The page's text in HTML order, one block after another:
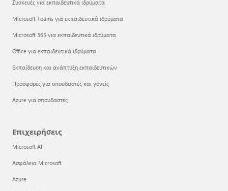
Συσκευές για εκπαιδευτικά ιδρύματα
Microsoft Teams για εκπαιδευτικά ιδρύματα
Microsoft 365 για εκπαιδευτικά ιδρύματα
Office για εκπαιδευτικά ιδρύματα
Εκπαίδευση και ανάπτυξη εκπαιδευτικών
Προσφορές για σπουδαστές και γονείς
Azure για σπουδαστές
Επιχειρήσεις
Microsoft AI
Ασφάλεια Microsoft
Azure